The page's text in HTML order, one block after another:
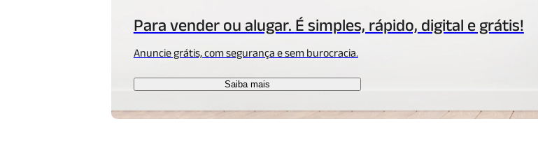
Para vender ou alugar. É simples, rápido, digital e grátis!
Anuncie grátis, com segurança e sem burocracia.
Saiba mais